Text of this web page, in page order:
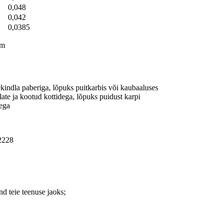
0,048
0,042
0,0385
paberiga, lõpuks puitkarbis või kaubaaluses
ja kootud kottidega, lõpuks puidust karpi
teie teenuse jaoks;